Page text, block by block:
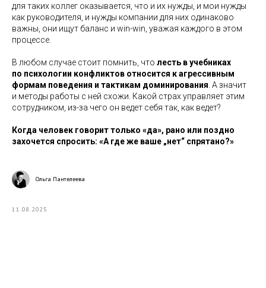
для таких коллег оказывается, что и их нужды, и мои нужды
как руководителя, и нужды компании для них одинаково
важны, они ищут баланс и win-win, уважая каждого в этом
процессе.
В любом случае стоит помнить, что лесть в учебниках
по психологии конфликтов относится к агрессивным
формам поведения и тактикам доминирования . А значит
и методы работы с ней схожи. Какой страх управляет этим
сотрудником, из-за чего он ведет себя так, как ведет?
Когда человек говорит только «да», рано или поздно
захочется спросить: «А где же ваше „нет“ спрятано?»
Ольга Пантелеева
11.08.2025